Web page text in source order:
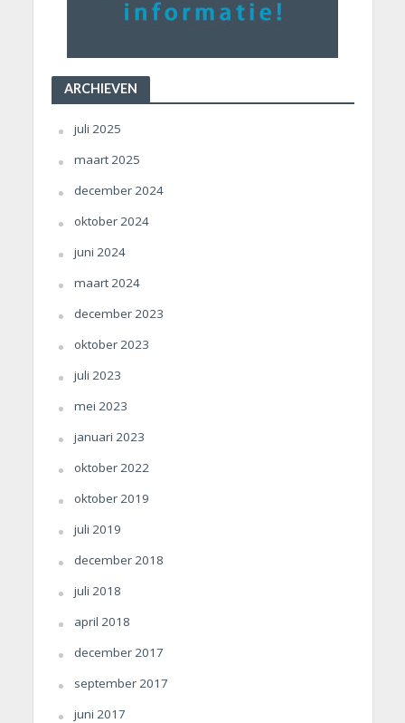
ARCHIEVEN
juli 2025
maart 2025
december 2024
oktober 2024
juni 2024
maart 2024
december 2023
oktober 2023
juli 2023
mei 2023
januari 2023
oktober 2022
oktober 2019
juli 2019
december 2018
juli 2018
april 2018
december 2017
september 2017
juni 2017